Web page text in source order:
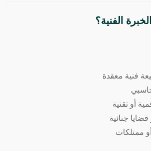
الفنية؟
فنية معقدة
أو تقنية
جنائية
ممتلكات